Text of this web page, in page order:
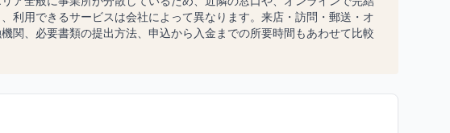
利用できるサービスは会社によって異なります。来店・訪問・郵送・オ
関、必要書類の提出方法、申込から入金までの所要時間もあわせて比較